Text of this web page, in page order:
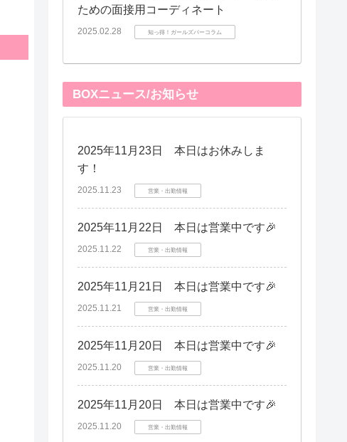
ための面接用コーディネート
2025.02.28 知っ得！ガールズバーコラム
BOXニュース/お知らせ
2025年11月23日 本日はお休みしま
す！
2025.11.23 営業・出勤情報
2025年11月22日 本日は営業中です🎉
2025.11.22 営業・出勤情報
2025年11月21日 本日は営業中です🎉
2025.11.21 営業・出勤情報
2025年11月20日 本日は営業中です🎉
2025.11.20 営業・出勤情報
2025年11月20日 本日は営業中です🎉
2025.11.20 営業・出勤情報